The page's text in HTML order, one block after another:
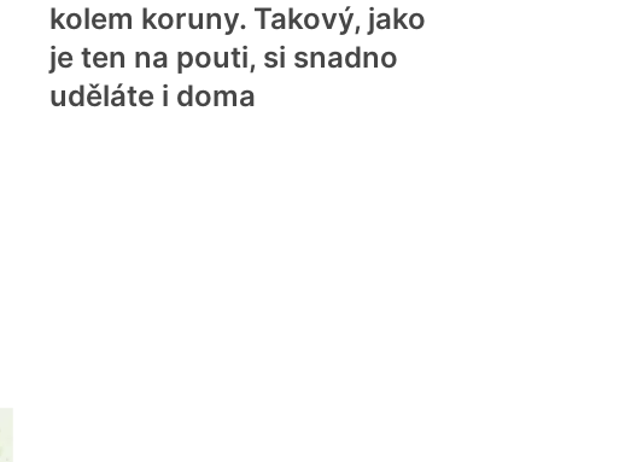
kolem koruny. Takový, jako
je ten na pouti, si snadno
uděláte i doma